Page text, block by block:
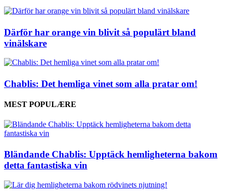
Därför har orange vin blivit så populärt bland
vinälskare
Chablis: Det hemliga vinet som alla pratar om!
MEST POPULÆRE
Bländande Chablis: Upptäck hemligheterna bakom
detta fantastiska vin